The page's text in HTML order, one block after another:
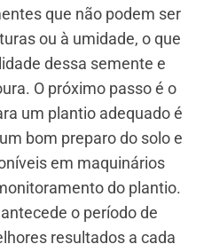
que não podem ser
ou à umidade, o que
dessa semente e
O próximo passo é o
um plantio adequado é
bom preparo do solo e
em maquinários
do plantio.
o período de
resultados a cada